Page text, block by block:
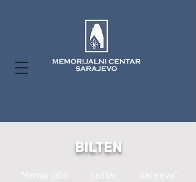
BILTEN
“Memorijalni centar Sarajevo”